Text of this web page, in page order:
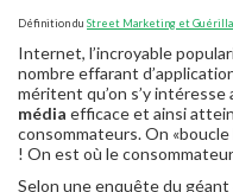
Définition du Street Marketing et
Internet, l’incroyable
nombre effarant
méritent qu’on s’y intéresse
média efficace et ainsi
consommateurs. On «boucle
! On est où le
Selon une enquête du